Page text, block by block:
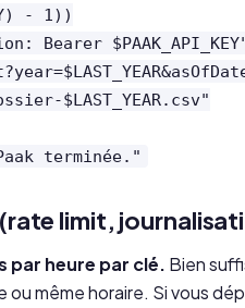
- 1))
Bearer
$LAST_YEAR.csv"
terminée."
limit,
par heure par clé. Bien
même horaire. Si vous